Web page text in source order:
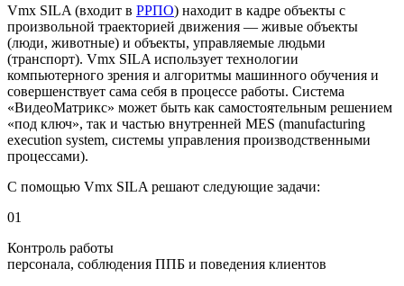
Vmx SILA (входит в РРПО) находит в кадре объекты с
произвольной траекторией движения — живые объекты
(люди, животные) и объекты, управляемые людьми
(транспорт). Vmx SILA использует технологии
компьютерного зрения и алгоритмы машинного обучения и
совершенствует сама себя в процессе работы. Система
«ВидеоМатрикс» может быть как самостоятельным решением
«под ключ», так и частью внутренней MES (manufacturing
execution system, системы управления производственными
процессами).
С помощью Vmx SILA решают следующие задачи:
01
Контроль работы
персонала, соблюдения ППБ и поведения клиентов